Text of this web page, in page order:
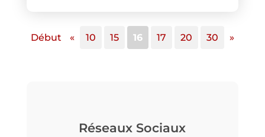
Début « 10 15 16 17 20 30 »
Réseaux Sociaux